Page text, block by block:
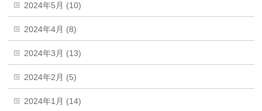
2024年5月 (10)
2024年4月 (8)
2024年3月 (13)
2024年2月 (5)
2024年1月 (14)